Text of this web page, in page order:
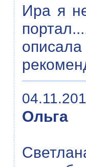
Ира я
описала
Ольга